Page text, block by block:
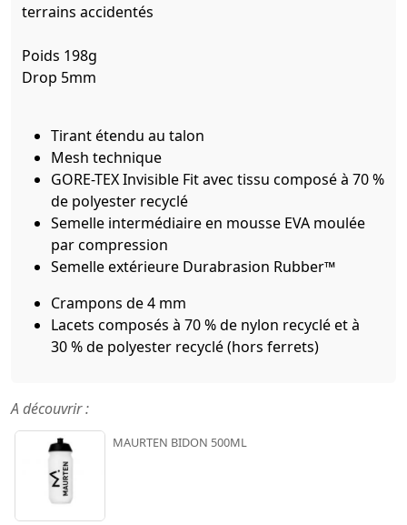
terrains accidentés
Poids 198g
Drop 5mm
Tirant étendu au talon
Mesh technique
GORE-TEX Invisible Fit avec tissu composé à 70 %
de polyester recyclé
Semelle intermédiaire en mousse EVA moulée
par compression
Semelle extérieure Durabrasion Rubber™
Crampons de 4 mm
Lacets composés à 70 % de nylon recyclé et à
30 % de polyester recyclé (hors ferrets)
A découvrir :
MAURTEN BIDON 500ML